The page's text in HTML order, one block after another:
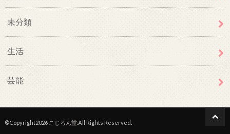
未分類
生活
芸能
©Copyright2026 こじろん堂.All Rights Reserved.